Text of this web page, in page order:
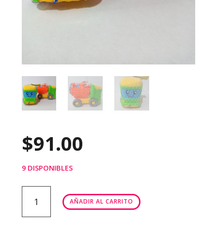
$91.00
9 DISPONIBLES
didáctica
cantidad
AÑADIR AL CARRITO